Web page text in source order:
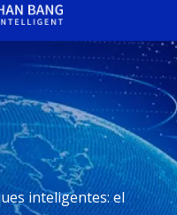
inteligentes: el